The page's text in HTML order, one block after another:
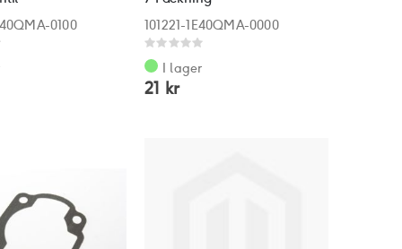
0100
101221-1E40QMA-0000
Rating:
0%
I lager
21 kr